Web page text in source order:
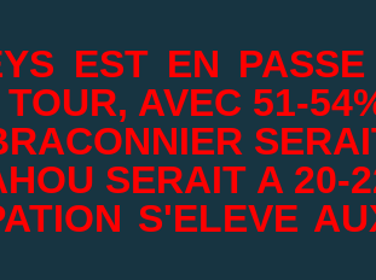
EST EN
AVEC 51-
SERAIT A 20-
S'ELEVE